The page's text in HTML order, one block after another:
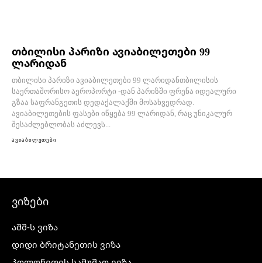
თბილისი პარიზი ავიაბილეთები 99
ლარიდან
თბილისი პარიზი ავიაბილეთები 99 ლარიდანთბილისის
საერთაშორისო აეროპორტი -დან პარიზში ფრენა იდეალური
გზაა საფრანგეთის დედაქალაქში მოსახვედრად.
ავიაბილეთების ფასები იწყება 99 ლარიდან, რაც უნიკალურ
შესაძლებლობას აძლევს...
ავიაბილეთები
ვიზები
აშშ-ს ვიზა
დიდი ბრიტანეთის ვიზა